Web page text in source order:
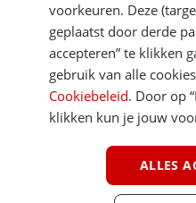
DIRECT NAAR
MEER ACSI FREELIFE
voorkeuren. Deze
geplaatst door derde
accepteren” te klikken
gebruik van alle
Cookiebeleid. Door op
klikken kun je jouw
ALLES